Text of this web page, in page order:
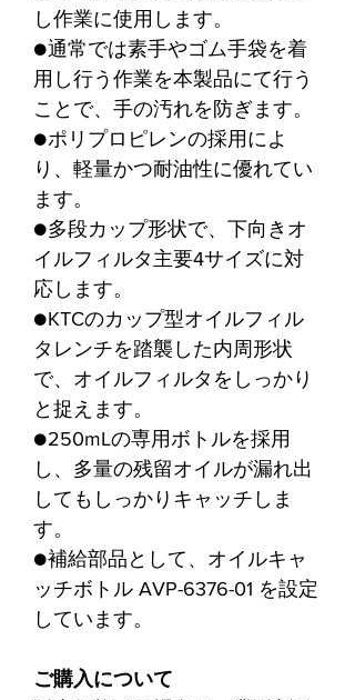
し作業に使用します。
●通常では素手やゴム手袋を着
用し行う作業を本製品にて行う
ことで、手の汚れを防ぎます。
●ポリプロピレンの採用によ
り、軽量かつ耐油性に優れてい
ます。
●多段カップ形状で、下向きオ
イルフィルタ主要4サイズに対
応します。
●KTCのカップ型オイルフィル
タレンチを踏襲した内周形状
で、オイルフィルタをしっかり
と捉えます。
●250mLの専用ボトルを採用
し、多量の残留オイルが漏れ出
してもしっかりキャッチしま
す。
●補給部品として、オイルキャ
ッチボトル AVP-6376-01 を設定
しています。
ご購入について